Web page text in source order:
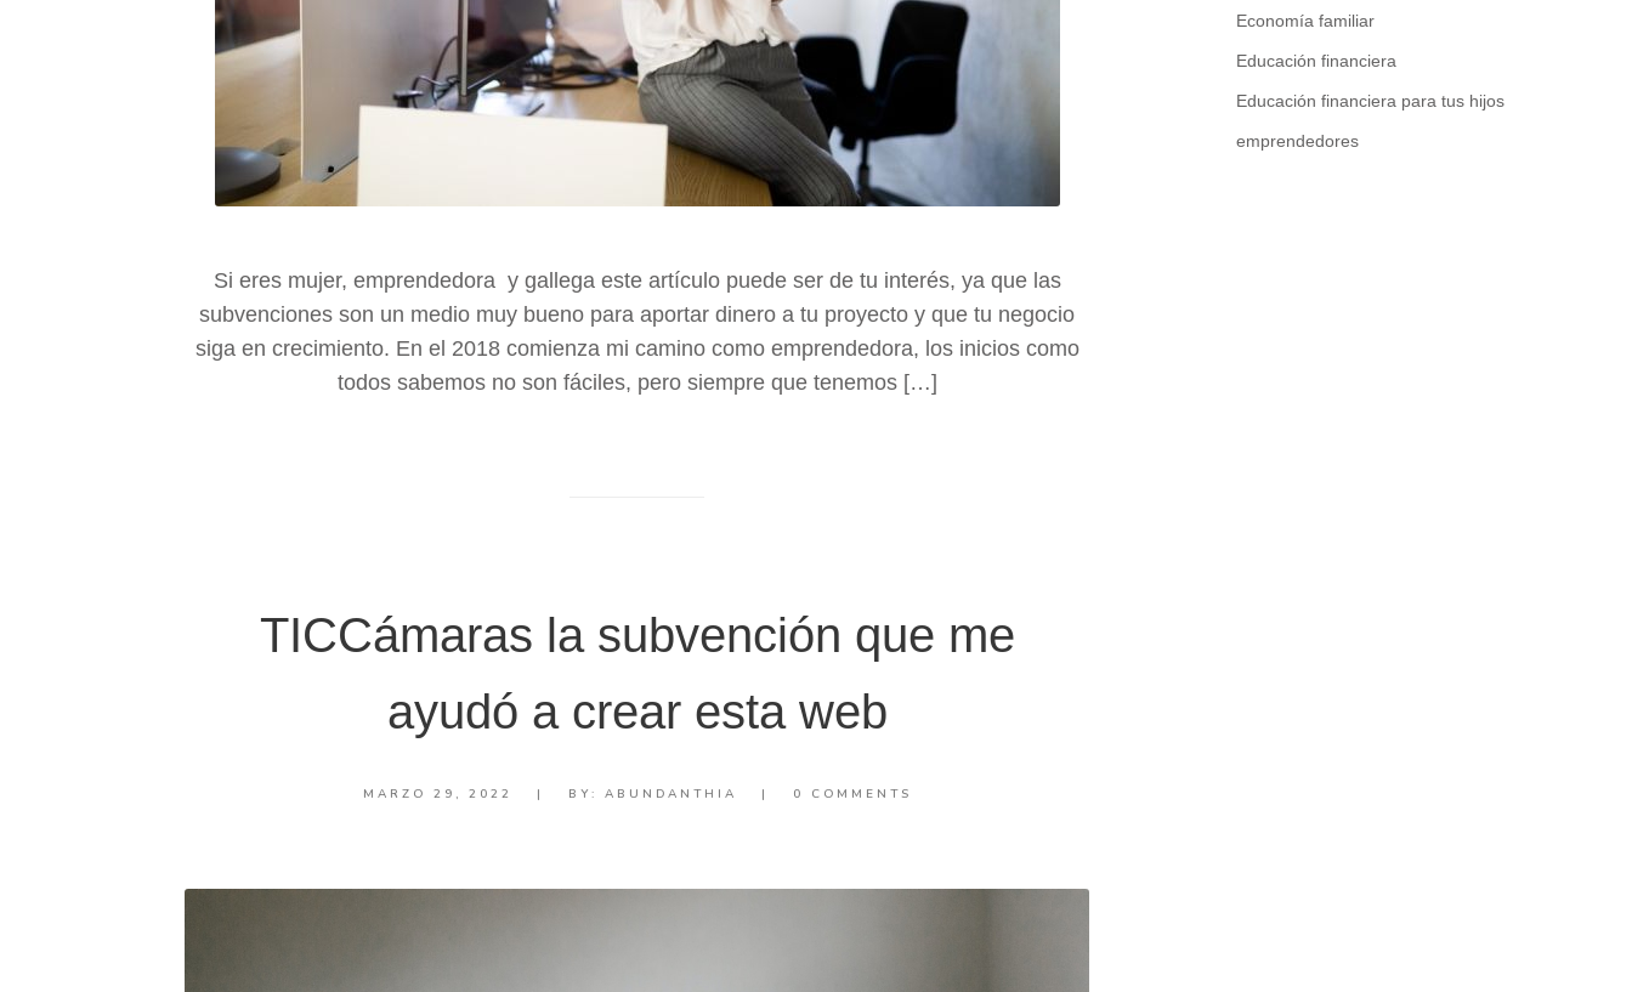
Si eres mujer, emprendedora y gallega este artículo puede ser de tu interés, ya que las
subvenciones son un medio muy bueno para aportar dinero a tu proyecto y que tu negocio
siga en crecimiento. En el 2018 comienza mi camino como emprendedora, los inicios como
todos sabemos no son fáciles, pero siempre que tenemos […]
TICCámaras la subvención que me
ayudó a crear esta web
MARZO 29, 2022 | BY: ABUNDANTHIA | 0 COMMENTS
Economía familiar
Educación financiera
Educación financiera para tus hijos
emprendedores